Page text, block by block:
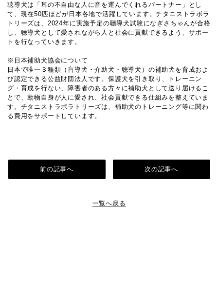
聴導犬は「耳の不自由な人に音を運んでくれるパートナー」とし
て、現在50匹ほどが日本各地で活躍しています。チタニストラボラ
トリーズは、2024年に実施予定の聴導犬試験になぎさちゃんが合格
し、聴導犬として愛されながら人と社会に貢献できるよう、サポー
トを行なっていきます。
※日本補助犬協会について
日本で唯一３種類（盲導犬・介助犬・聴導犬）の補助犬を育成およ
び認定できる公益財団法人です。保護犬を引き取り、トレーニン
グ・育成を行ない、障害者のある方々に補助犬として送り届けるこ
とで、動物自身が人に愛され、社会貢献できる仕組みを整えていま
す。チタニストラボラトリーズは、補助犬のトレーニング等に関わ
る費用をサポートしています。
前の記事へ
一覧へ戻る
次の記事へ